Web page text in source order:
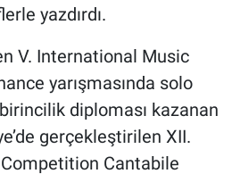
yazdırdı.
V. International Music
yarışmasında solo
diploması kazanan
gerçekleştirilen XII.
Cantabile